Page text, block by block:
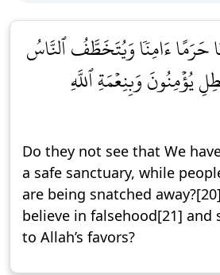
حَرَمًا ءَامِنٗا وَيُتَخَطَّفُ ٱلنَّاسُ
يُؤۡمِنُونَ وَبِنِعۡمَةِ ٱللَّهِ
Do they not see that We
a safe sanctuary, while
are being snatched
believe in falsehood[21]
to Allah’s favors?